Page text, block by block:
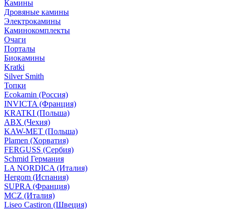
Камины
Дровяные камины
Электрокамины
Каминокомплекты
Очаги
Порталы
Биокамины
Kratki
Silver Smith
Топки
Ecokamin (Россия)
INVICTA (Франция)
KRATKI (Польша)
ABX (Чехия)
KAW-MET (Польша)
Plamen (Хорватия)
FERGUSS (Сербия)
Schmid Германия
LA NORDICA (Италия)
Hergom (Испания)
SUPRA (Франция)
MCZ (Италия)
Liseo Castiron (Швеция)